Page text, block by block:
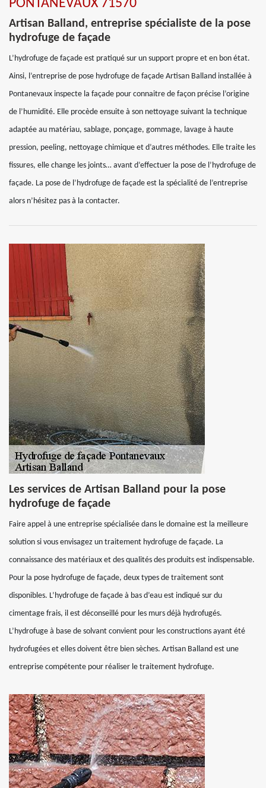
PONTANEVAUX 71570
Artisan Balland, entreprise spécialiste de la pose
hydrofuge de façade
L’hydrofuge de façade est pratiqué sur un support propre et en bon état.
Ainsi, l’entreprise de pose hydrofuge de façade Artisan Balland installée à
Pontanevaux inspecte la façade pour connaitre de façon précise l’origine
de l’humidité. Elle procède ensuite à son nettoyage suivant la technique
adaptée au matériau, sablage, ponçage, gommage, lavage à haute
pression, peeling, nettoyage chimique et d’autres méthodes. Elle traite les
fissures, elle change les joints… avant d’effectuer la pose de l’hydrofuge de
façade. La pose de l’hydrofuge de façade est la spécialité de l’entreprise
alors n’hésitez pas à la contacter.
Les services de Artisan Balland pour la pose
hydrofuge de façade
Faire appel à une entreprise spécialisée dans le domaine est la meilleure
solution si vous envisagez un traitement hydrofuge de façade. La
connaissance des matériaux et des qualités des produits est indispensable.
Pour la pose hydrofuge de façade, deux types de traitement sont
disponibles. L’hydrofuge de façade à bas d’eau est indiqué sur du
cimentage frais, il est déconseillé pour les murs déjà hydrofugés.
L’hydrofuge à base de solvant convient pour les constructions ayant été
hydrofugées et elles doivent être bien sèches. Artisan Balland est une
entreprise compétente pour réaliser le traitement hydrofuge.